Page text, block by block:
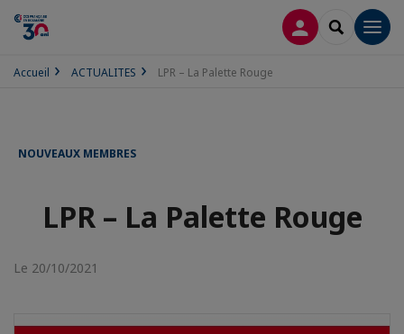
CONNEXION
Accueil ACTUALITES LPR – La Palette Rouge
NOUVEAUX MEMBRES
LPR – La Palette Rouge
Le 20/10/2021